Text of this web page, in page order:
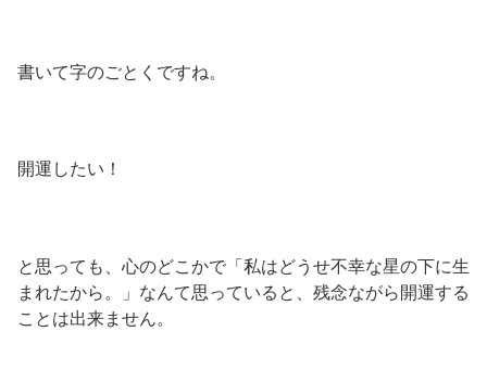
書いて字のごとくですね。
開運したい！
と思っても、心のどこかで「私はどうせ不幸な星の下に生
まれたから。」なんて思っていると、残念ながら開運する
ことは出来ません。